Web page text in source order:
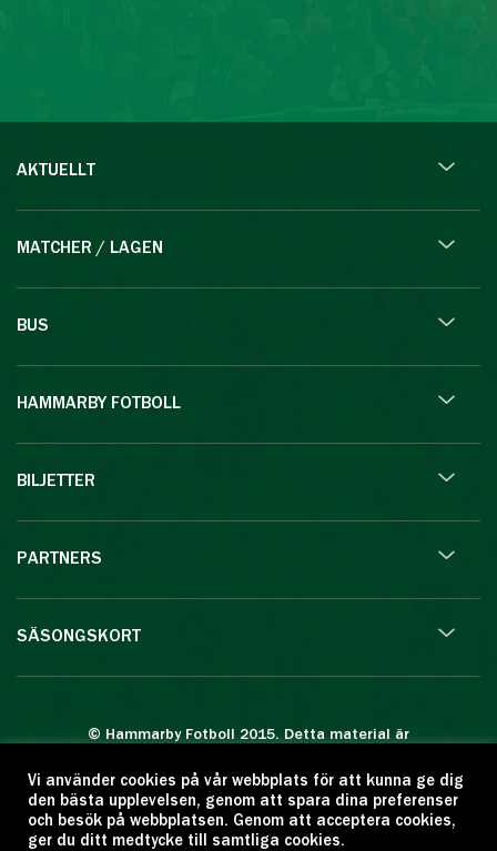
AKTUELLT
MATCHER / LAGEN
BUS
HAMMARBY FOTBOLL
BILJETTER
PARTNERS
SÄSONGSKORT
© Hammarby Fotboll 2015. Detta material är
Eftertryck eller annan kopiering är förbjuden.
Citera oss gärna men ange källan:
www.hammarbyfotboll.se. Ansvarig utgivare:
Vi använder cookies på vår webbplats för att kunna ge dig
den bästa upplevelsen, genom att spara dina preferenser
och besök på webbplatsen. Genom att acceptera cookies,
ger du ditt medtycke till samtliga cookies.